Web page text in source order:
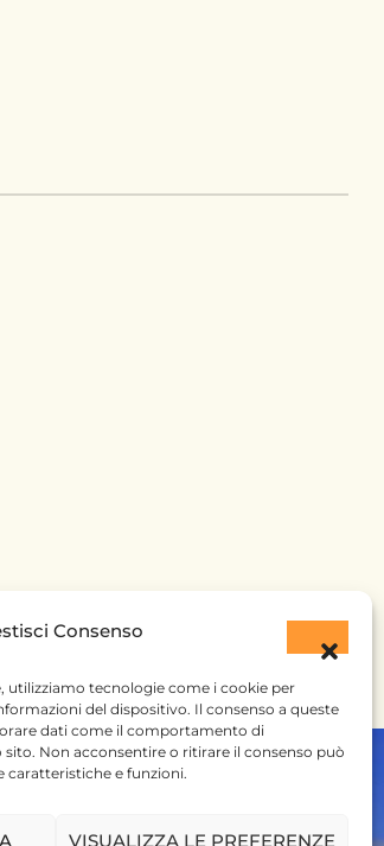
Consenso
utilizziamo tecnologie come i cookie per
del dispositivo. Il consenso a queste
dati come il comportamento di
Non acconsentire o ritirare il consenso può
caratteristiche e funzioni.
VISUALIZZA LE PREFERENZE